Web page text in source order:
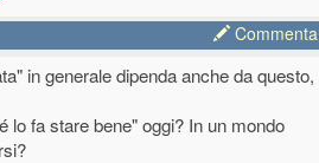
Commenta
in generale dipenda anche da questo,
lo fa stare bene" oggi? In un mondo